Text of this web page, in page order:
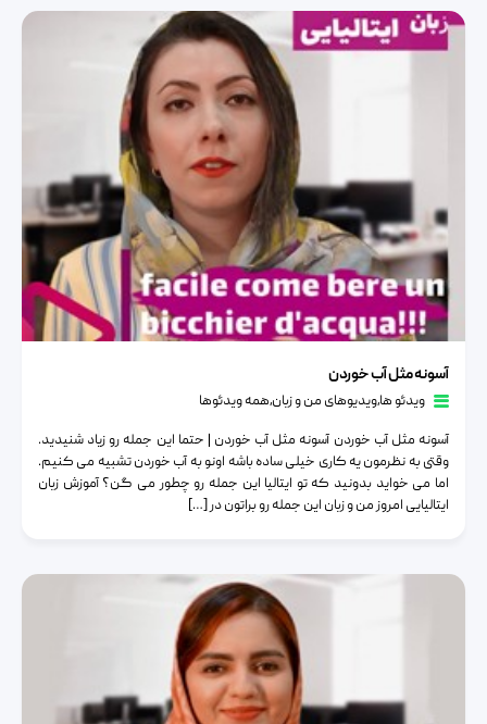
آسونه مثل آب خوردن
ویدئو ها٫ویدیوهای من و زبان٫همه ویدئوها
آسونه مثل آب خوردن آسونه مثل آب خوردن | حتما این جمله رو زیاد شنیدید.
وقتی به نظرمون یه کاری خیلی ساده باشه اونو به آب خوردن تشبیه می کنیم.
اما می خواید بدونید که تو ایتالیا این جمله رو چطور می گن؟ آموزش زبان
ایتالیایی امروز من و زبان این جمله رو براتون در […]